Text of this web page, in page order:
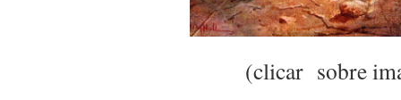
(clicar sobre